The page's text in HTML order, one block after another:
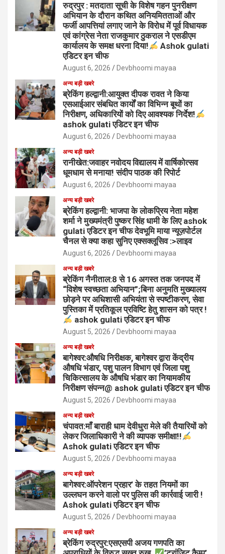
रुद्रपुर : मतदाता सूची के विशेष गहन पुनरीक्षण
अभियान के दौरान कथित अनियमितताओं और
फर्जी आपत्तियां लगाए जाने के विरोध में पूर्व विधायक
एवं कांग्रेस नेता राजकुमार ठुकराल ने एसडीएम
कार्यालय के समक्ष धरना दिया!
Ashok gulati
एडिटर इन चीफ
August 6, 2026 Devbhoomi mayaa
अन्य बड़ी खबरे
ब्रेकिंग हल्द्वानी:आयुक्त दीपक रावत ने किया
एसआईआर संबधित कार्यों का विभिन्न बूथों का
निरीक्षण, अधिकारियों को दिए आवश्यक निर्देश!
ashok gulati एडिटर इन चीफ
August 6, 2026 Devbhoomi mayaa
अन्य बड़ी खबरे
रानीखेत:जवाहर नवोदय विद्यालय में वार्षिकोत्सव
धूमधाम से मनाया! संदीप पाठक की रिपोर्ट
August 6, 2026 Devbhoomi mayaa
अन्य बड़ी खबरे
ब्रेकिंग हल्द्वानी: भाजपा के लोकप्रिय नेता महेश
शर्मा ने मुख्यमंत्री पुष्कर सिंह धामी के लिए ashok
gulati एडिटर इन चीफ देवभूमि माया न्यूज़पोर्टल
चैनल से क्या कहा सुनिए एक्सक्लूसिव :>लाइव
August 6, 2026 Devbhoomi mayaa
अन्य बड़ी खबरे
ब्रेकिंग नैनीताल:8 से 16 अगस्त तक जनपद में
“विशेष स्वच्छता अभियान”;बिना अनुमति मुख्यालय
छोड़ने पर अधिशासी अभियंता से स्पष्टीकरण, सेवा
पुस्तिका में प्रतिकूल प्रविष्टि हेतु शासन को पत्र !
ashok gulati एडिटर इन चीफ
August 5, 2026 Devbhoomi mayaa
अन्य बड़ी खबरे
बागेश्वर:औषधि निरीक्षक, बागेश्वर द्वारा केंद्रीय
औषधि भंडार, पशु पालन विभाग एवं जिला पशु
चिकित्सालय के औषधि भंडार का नियामकीय
निरीक्षण संपन्न@ ashok gulati एडिटर इन चीफ
August 5, 2026 Devbhoomi mayaa
अन्य बड़ी खबरे
चंपावत:माँ बाराही धाम देवीधुरा मेले की तैयारियों को
लेकर जिलाधिकारी ने की व्यापक समीक्षा!!
Ashok gulati एडिटर इन चीफ
August 5, 2026 Devbhoomi mayaa
अन्य बड़ी खबरे
बागेश्वर:ऑपरेशन प्रहार’ के तहत नियमों का
उल्लघन करने वालो पर पुलिस की कार्रवाई जारी !
Ashok gulati एडिटर इन चीफ
August 5, 2026 Devbhoomi mayaa
अन्य बड़ी खबरे
ब्रेकिंग रुद्रपुर:एसएसपी अजय गणपति का